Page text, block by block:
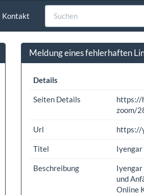
Kontakt
Meldung eines fehlerhaften
Details
Seiten Details
https://
zoom/
Url https://
Titel Iyengar
Beschreibung
Iyengar
und
Online